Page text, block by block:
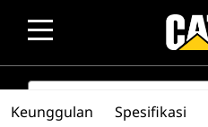
SEARCH
Keunggulan Spesifikasi